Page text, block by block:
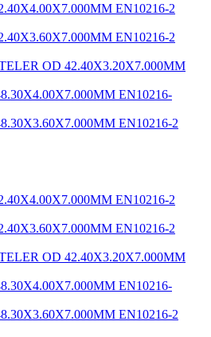
EN10216-2
EN10216-2
OD 42.40X3.20X7.000MM
EN10216-
EN10216-2
EN10216-2
EN10216-2
OD 42.40X3.20X7.000MM
EN10216-
EN10216-2